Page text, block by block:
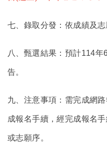
七、錄取分發：依成績及志
八、甄選結果：預計114
告。
九、注意事項：需完成網
成報名手續，經完成報名
或志願序。